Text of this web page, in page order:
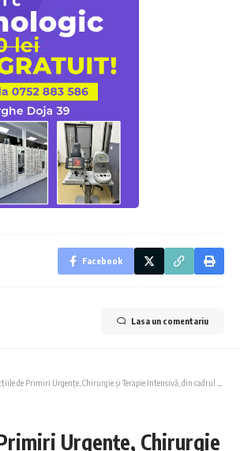
Facebook
Lasa un comentariu
de Primiri Urgențe, Chirurgie și Terapie Intensivă, din cadrul Spitalului Municipal Sighet, vor deveni cele mai moderne și performante din zonă
Urgențe, Chirurgie